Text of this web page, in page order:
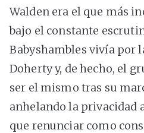
Walden era el que más
bajo el constante
Babyshambles vivía por
Doherty y, de hecho, el
ser el mismo tras su
anhelando la privacidad
que renunciar como